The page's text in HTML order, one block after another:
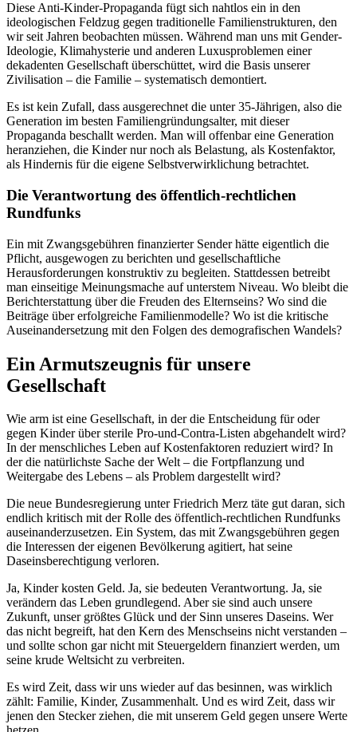
Diese Anti-Kinder-Propaganda fügt sich nahtlos ein in den
ideologischen Feldzug gegen traditionelle Familienstrukturen, den
wir seit Jahren beobachten müssen. Während man uns mit Gender-
Ideologie, Klimahysterie und anderen Luxusproblemen einer
dekadenten Gesellschaft überschüttet, wird die Basis unserer
Zivilisation – die Familie – systematisch demontiert.
Es ist kein Zufall, dass ausgerechnet die unter 35-Jährigen, also die
Generation im besten Familiengründungsalter, mit dieser
Propaganda beschallt werden. Man will offenbar eine Generation
heranziehen, die Kinder nur noch als Belastung, als Kostenfaktor,
als Hindernis für die eigene Selbstverwirklichung betrachtet.
Die Verantwortung des öffentlich-rechtlichen
Rundfunks
Ein mit Zwangsgebühren finanzierter Sender hätte eigentlich die
Pflicht, ausgewogen zu berichten und gesellschaftliche
Herausforderungen konstruktiv zu begleiten. Stattdessen betreibt
man einseitige Meinungsmache auf unterstem Niveau. Wo bleibt die
Berichterstattung über die Freuden des Elternseins? Wo sind die
Beiträge über erfolgreiche Familienmodelle? Wo ist die kritische
Auseinandersetzung mit den Folgen des demografischen Wandels?
Ein Armutszeugnis für unsere
Gesellschaft
Wie arm ist eine Gesellschaft, in der die Entscheidung für oder
gegen Kinder über sterile Pro-und-Contra-Listen abgehandelt wird?
In der menschliches Leben auf Kostenfaktoren reduziert wird? In
der die natürlichste Sache der Welt – die Fortpflanzung und
Weitergabe des Lebens – als Problem dargestellt wird?
Die neue Bundesregierung unter Friedrich Merz täte gut daran, sich
endlich kritisch mit der Rolle des öffentlich-rechtlichen Rundfunks
auseinanderzusetzen. Ein System, das mit Zwangsgebühren gegen
die Interessen der eigenen Bevölkerung agitiert, hat seine
Daseinsberechtigung verloren.
Ja, Kinder kosten Geld. Ja, sie bedeuten Verantwortung. Ja, sie
verändern das Leben grundlegend. Aber sie sind auch unsere
Zukunft, unser größtes Glück und der Sinn unseres Daseins. Wer
das nicht begreift, hat den Kern des Menschseins nicht verstanden –
und sollte schon gar nicht mit Steuergeldern finanziert werden, um
seine krude Weltsicht zu verbreiten.
Es wird Zeit, dass wir uns wieder auf das besinnen, was wirklich
zählt: Familie, Kinder, Zusammenhalt. Und es wird Zeit, dass wir
jenen den Stecker ziehen, die mit unserem Geld gegen unsere Werte